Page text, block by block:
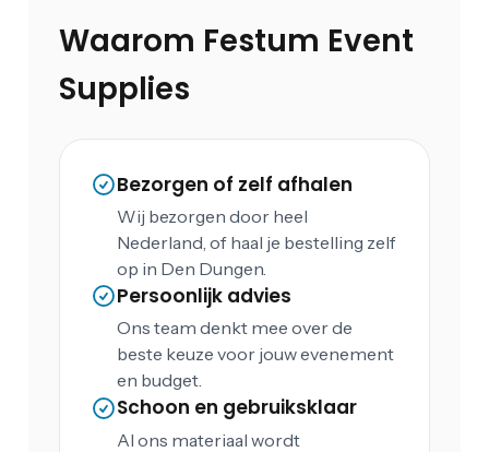
Waarom Festum Event
Supplies
Bezorgen of zelf afhalen
Wij bezorgen door heel
Nederland, of haal je bestelling zelf
op in Den Dungen.
Persoonlijk advies
Ons team denkt mee over de
beste keuze voor jouw evenement
en budget.
Schoon en gebruiksklaar
Al ons materiaal wordt